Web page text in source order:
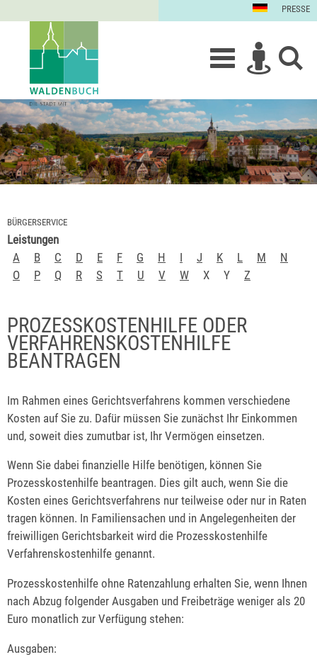
PRESSE
BÜRGERSERVICE
Leistungen
A
B C D E F G H I J K L M
N
O
P Q R S T U V W X Y Z
PROZESSKOSTENHILFE ODER
VERFAHRENSKOSTENHILFE
BEANTRAGEN
Im Rahmen eines Gerichtsverfahrens kommen verschiedene
Kosten auf Sie zu. Dafür müssen Sie zunächst Ihr Einkommen
und, soweit dies zumutbar ist, Ihr Vermögen einsetzen.
Wenn Sie dabei finanzielle Hilfe benötigen, können Sie
Prozesskostenhilfe beantragen. Dies gilt auch, wenn Sie die
Kosten eines Gerichtsverfahrens nur teilweise oder nur in Raten
tragen können. In Familiensachen und in Angelegenheiten der
freiwilligen Gerichtsbarkeit wird die Prozesskostenhilfe
Verfahrenskostenhilfe genannt.
Prozesskostenhilfe ohne Ratenzahlung erhalten Sie, wenn Ihnen
nach Abzug folgender Ausgaben und Freibeträge weniger als 20
Euro monatlich zur Verfügung stehen:
Ausgaben: